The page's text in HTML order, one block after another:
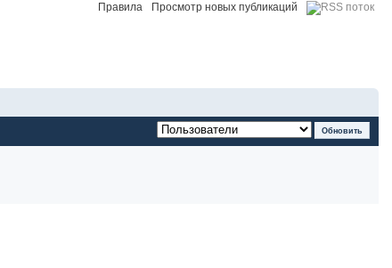
Правила Просмотр новых публикаций